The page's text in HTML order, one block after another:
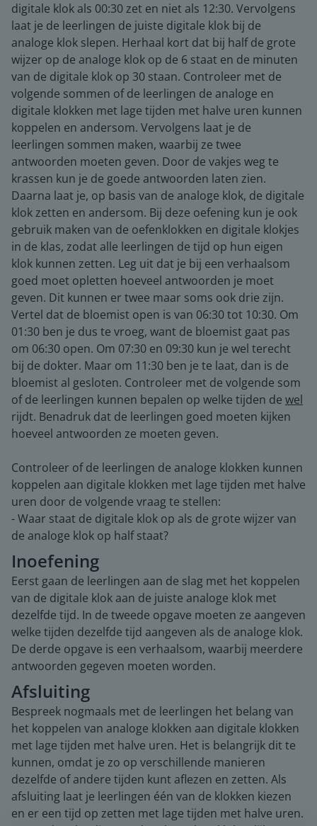
digitale klok als 00:30 zet en niet als 12:30. Vervolgens
laat je de leerlingen de juiste digitale klok bij de
analoge klok slepen. Herhaal kort dat bij half de grote
wijzer op de analoge klok op de 6 staat en de minuten
van de digitale klok op 30 staan. Controleer met de
volgende sommen of de leerlingen de analoge en
digitale klokken met lage tijden met halve uren kunnen
koppelen en andersom. Vervolgens laat je de
leerlingen sommen maken, waarbij ze twee
antwoorden moeten geven. Door de vakjes weg te
krassen kun je de goede antwoorden laten zien.
Daarna laat je, op basis van de analoge klok, de digitale
klok zetten en andersom. Bij deze oefening kun je ook
gebruik maken van de oefenklokken en digitale klokjes
in de klas, zodat alle leerlingen de tijd op hun eigen
klok kunnen zetten. Leg uit dat je bij een verhaalsom
goed moet opletten hoeveel antwoorden je moet
geven. Dit kunnen er twee maar soms ook drie zijn.
Vertel dat de bloemist open is van 06:30 tot 10:30. Om
01:30 ben je dus te vroeg, want de bloemist gaat pas
om 06:30 open. Om 07:30 en 09:30 kun je wel terecht
bij de dokter. Maar om 11:30 ben je te laat, dan is de
bloemist al gesloten. Controleer met de volgende som
of de leerlingen kunnen bepalen op welke tijden de wel
rijdt. Benadruk dat de leerlingen goed moeten kijken
hoeveel antwoorden ze moeten geven.
Controleer of de leerlingen de analoge klokken kunnen
koppelen aan digitale klokken met lage tijden met halve
uren door de volgende vraag te stellen:
- Waar staat de digitale klok op als de grote wijzer van
de analoge klok op half staat?
Inoefening
Eerst gaan de leerlingen aan de slag met het koppelen
van de digitale klok aan de juiste analoge klok met
dezelfde tijd. In de tweede opgave moeten ze aangeven
welke tijden dezelfde tijd aangeven als de analoge klok.
De derde opgave is een verhaalsom, waarbij meerdere
antwoorden gegeven moeten worden.
Afsluiting
Bespreek nogmaals met de leerlingen het belang van
het koppelen van analoge klokken aan digitale klokken
met lage tijden met halve uren. Het is belangrijk dit te
kunnen, omdat je zo op verschillende manieren
dezelfde of andere tijden kunt aflezen en zetten. Als
afsluiting laat je leerlingen één van de klokken kiezen
en er een tijd op zetten met lage tijden met halve uren.